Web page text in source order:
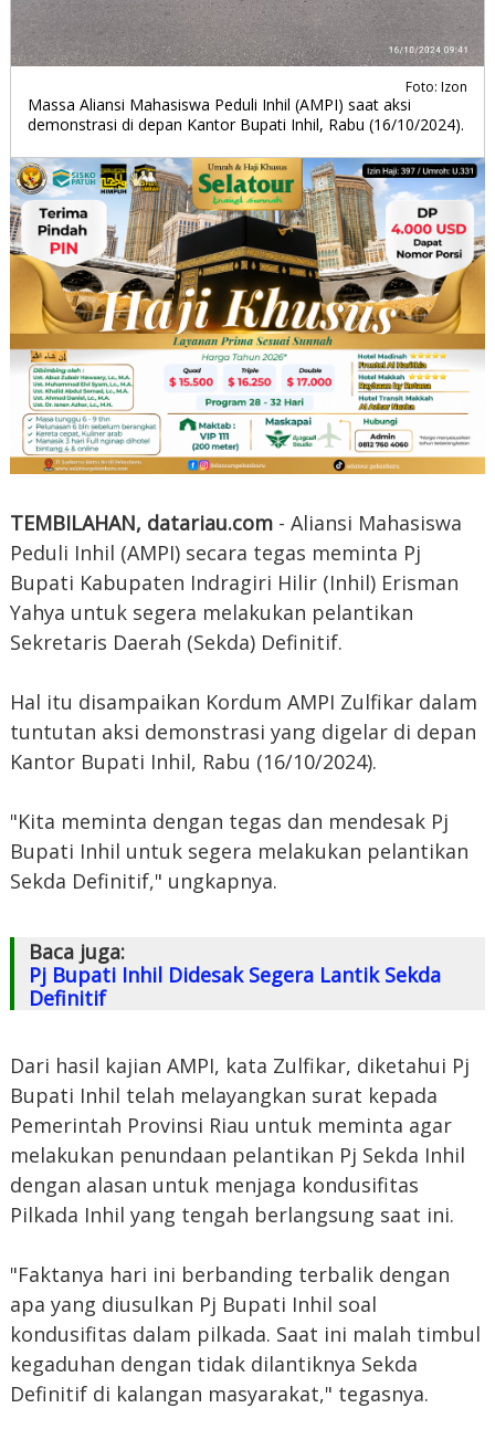
Foto: Izon
Massa Aliansi Mahasiswa Peduli Inhil (AMPI) saat aksi
demonstrasi di depan Kantor Bupati Inhil, Rabu (16/10/2024).
TEMBILAHAN, datariau.com - Aliansi Mahasiswa
Peduli Inhil (AMPI) secara tegas meminta Pj
Bupati Kabupaten Indragiri Hilir (Inhil) Erisman
Yahya untuk segera melakukan pelantikan
Sekretaris Daerah (Sekda) Definitif.
Hal itu disampaikan Kordum AMPI Zulfikar dalam
tuntutan aksi demonstrasi yang digelar di depan
Kantor Bupati Inhil, Rabu (16/10/2024).
"Kita meminta dengan tegas dan mendesak Pj
Bupati Inhil untuk segera melakukan pelantikan
Sekda Definitif," ungkapnya.
Baca juga:
Pj Bupati Inhil Didesak Segera Lantik Sekda
Definitif
Dari hasil kajian AMPI, kata Zulfikar, diketahui Pj
Bupati Inhil telah melayangkan surat kepada
Pemerintah Provinsi Riau untuk meminta agar
melakukan penundaan pelantikan Pj Sekda Inhil
dengan alasan untuk menjaga kondusifitas
Pilkada Inhil yang tengah berlangsung saat ini.
"Faktanya hari ini berbanding terbalik dengan
apa yang diusulkan Pj Bupati Inhil soal
kondusifitas dalam pilkada. Saat ini malah timbul
kegaduhan dengan tidak dilantiknya Sekda
Definitif di kalangan masyarakat," tegasnya.